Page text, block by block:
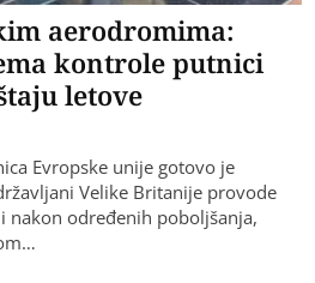
aerodromima:
kontrole putnici
letove
Evropske unije gotovo je
Velike Britanije provode
nakon određenih poboljšanja,